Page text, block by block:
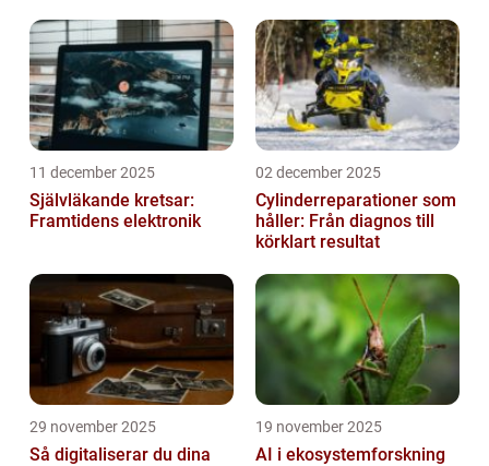
11 december 2025
Självläkande kretsar:
Framtidens elektronik
02 december 2025
Cylinderreparationer som
håller: Från diagnos till
körklart resultat
29 november 2025
Så digitaliserar du dina
19 november 2025
AI i ekosystemforskning